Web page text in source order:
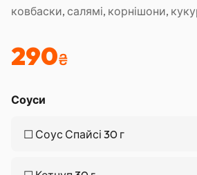
ковбаски, салямі, корнішони,
290₴
Соуси
☐ Соус Спайсі 30 г